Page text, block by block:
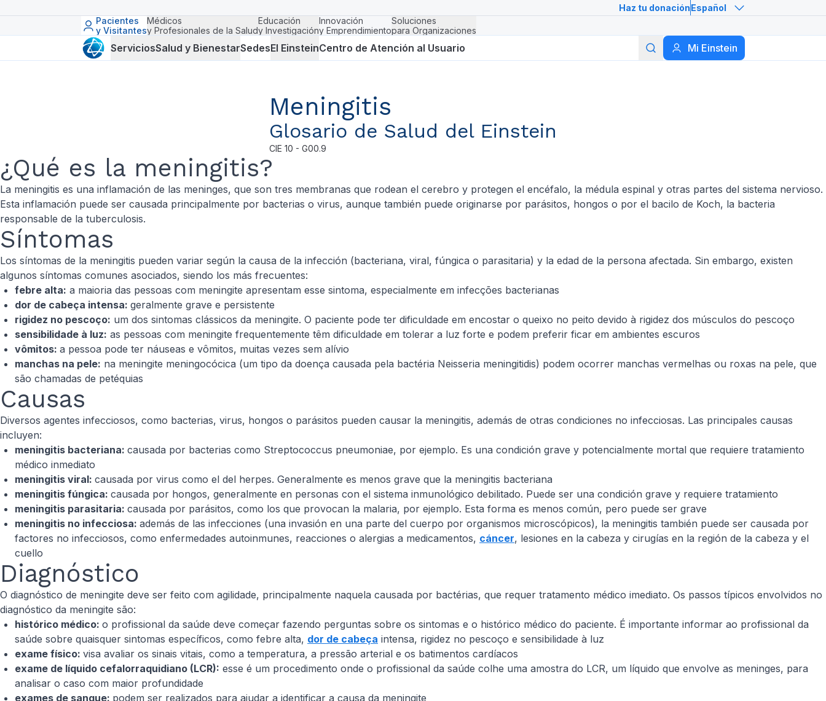
Haz tu donaciónEspañol
Pacientes
y Visitantes
Médicos
y Profesionales de la Salud
Educación
y Investigación
Innovación
y Emprendimiento
Soluciones
para Organizaciones
ServiciosSalud y BienestarSedesEl EinsteinCentro de Atención al Usuario Mi Einstein
Buscar
Meningitis
Glosario de Salud del Einstein
CIE 10 - G00.9
¿Qué es la meningitis?
La meningitis es una inflamación de las meninges, que son tres membranas que rodean el cerebro y protegen el encéfalo, la médula espinal y otras partes del sistema nervioso.
Esta inflamación puede ser causada principalmente por bacterias o virus, aunque también puede originarse por parásitos, hongos o por el bacilo de Koch, la bacteria
responsable de la tuberculosis.
Síntomas
Los síntomas de la meningitis pueden variar según la causa de la infección (bacteriana, viral, fúngica o parasitaria) y la edad de la persona afectada. Sin embargo, existen
algunos síntomas comunes asociados, siendo los más frecuentes:
febre alta: a maioria das pessoas com meningite apresentam esse sintoma, especialmente em infecções bacterianas
dor de cabeça intensa: geralmente grave e persistente
rigidez no pescoço: um dos sintomas clássicos da meningite. O paciente pode ter dificuldade em encostar o queixo no peito devido à rigidez dos músculos do pescoço
sensibilidade à luz: as pessoas com meningite frequentemente têm dificuldade em tolerar a luz forte e podem preferir ficar em ambientes escuros
vômitos: a pessoa pode ter náuseas e vômitos, muitas vezes sem alívio
manchas na pele: na meningite meningocócica (um tipo da doença causada pela bactéria Neisseria meningitidis) podem ocorrer manchas vermelhas ou roxas na pele, que
são chamadas de petéquias
Causas
Diversos agentes infecciosos, como bacterias, virus, hongos o parásitos pueden causar la meningitis, además de otras condiciones no infecciosas. Las principales causas
incluyen:
meningitis bacteriana: causada por bacterias como Streptococcus pneumoniae, por ejemplo. Es una condición grave y potencialmente mortal que requiere tratamiento
médico inmediato
meningitis viral: causada por virus como el del herpes. Generalmente es menos grave que la meningitis bacteriana
meningitis fúngica: causada por hongos, generalmente en personas con el sistema inmunológico debilitado. Puede ser una condición grave y requiere tratamiento
meningitis parasitaria: causada por parásitos, como los que provocan la malaria, por ejemplo. Esta forma es menos común, pero puede ser grave
meningitis no infecciosa: además de las infecciones (una invasión en una parte del cuerpo por organismos microscópicos), la meningitis también puede ser causada por
factores no infecciosos, como enfermedades autoinmunes, reacciones o alergias a medicamentos, cáncer, lesiones en la cabeza y cirugías en la región de la cabeza y el
cuello
Diagnóstico
O diagnóstico de meningite deve ser feito com agilidade, principalmente naquela causada por bactérias, que requer tratamento médico imediato. Os passos típicos envolvidos no
diagnóstico da meningite são:
histórico médico: o profissional da saúde deve começar fazendo perguntas sobre os sintomas e o histórico médico do paciente. É importante informar ao profissional da
saúde sobre quaisquer sintomas específicos, como febre alta, dor de cabeça intensa, rigidez no pescoço e sensibilidade à luz
exame físico: visa avaliar os sinais vitais, como a temperatura, a pressão arterial e os batimentos cardíacos
exame de líquido cefalorraquidiano (LCR): esse é um procedimento onde o profissional da saúde colhe uma amostra do LCR, um líquido que envolve as meninges, para
analisar o caso com maior profundidade
exames de sangue: podem ser realizados para ajudar a identificar a causa da meningite